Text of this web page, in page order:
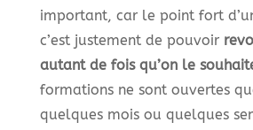
important, car le point fort
c’est justement de pouvoir
autant de fois qu’on le
formations ne sont ouvertes
quelques mois ou quelques